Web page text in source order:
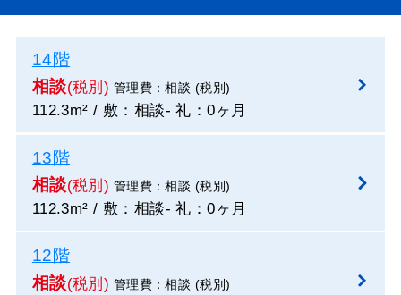
14階
相談(税別) 管理費：相談 (税別)
112.3m² / 敷：相談- 礼：0ヶ月
13階
相談(税別) 管理費：相談 (税別)
112.3m² / 敷：相談- 礼：0ヶ月
12階
相談(税別) 管理費：相談 (税別)